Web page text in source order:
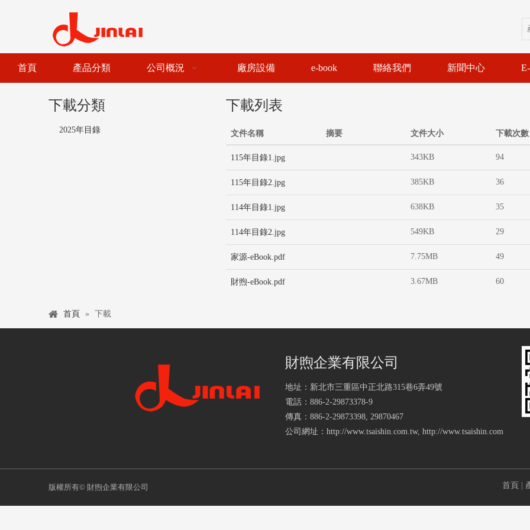
首頁 產品分類 公司概況 廠房設備 e-book 聯絡我們 新聞中心
下載分類
2025年目錄
下載列表
文件名稱 摘要 文件大小 下載次數
115年目錄1.jpg 343KB 94
115年目錄2.jpg 385KB 36
114年目錄1.jpg 638KB 35
114年目錄2.jpg 549KB 29
家源-eBook.pdf 7.75MB 49
財煦-eBook.pdf 3.67MB 60
首頁 » 下載
財煦企業有限公司
地址：新北市三重區中正北路315巷6弄49號
電話：886-2-29873378-9
傳真：886-2-29873398, 29870467
公司網址： http://www.tsaishin.com.tw, http://www.tsaishin.com
版權所有© 財煦企業有限公司 首頁